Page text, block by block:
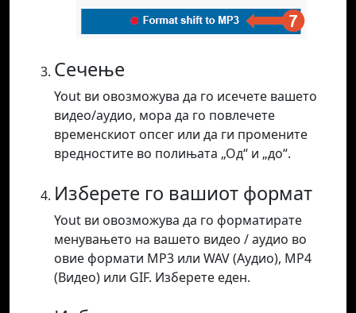
Сечење
Yout ви овозможува да го исечете вашето
видео/аудио, мора да го повлечете
временскиот опсег или да ги промените
вредностите во полињата „Од“ и „до“.
Изберете го вашиот формат
Yout ви овозможува да го форматирате
менувањето на вашето видео / аудио во
овие формати MP3 или WAV (Аудио), MP4
(Видео) или GIF. Изберете еден.